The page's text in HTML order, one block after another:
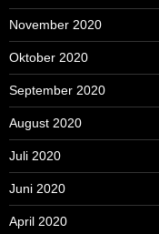
November 2020
Oktober 2020
September 2020
August 2020
Juli 2020
Juni 2020
April 2020